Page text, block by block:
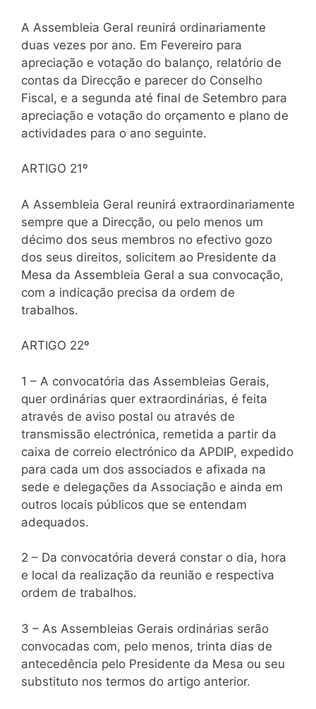
A Assembleia Geral reunirá ordinariamente
duas vezes por ano. Em Fevereiro para
apreciação e votação do balanço, relatório de
contas da Direcção e parecer do Conselho
Fiscal, e a segunda até final de Setembro para
apreciação e votação do orçamento e plano de
actividades para o ano seguinte.
ARTIGO 21º
A Assembleia Geral reunirá extraordinariamente
sempre que a Direcção, ou pelo menos um
décimo dos seus membros no efectivo gozo
dos seus direitos, solicitem ao Presidente da
Mesa da Assembleia Geral a sua convocação,
com a indicação precisa da ordem de
trabalhos.
ARTIGO 22º
1 – A convocatória das Assembleias Gerais,
quer ordinárias quer extraordinárias, é feita
através de aviso postal ou através de
transmissão electrónica, remetida a partir da
caixa de correio electrónico da APDIP, expedido
para cada um dos associados e afixada na
sede e delegações da Associação e ainda em
outros locais públicos que se entendam
adequados.
2 – Da convocatória deverá constar o dia, hora
e local da realização da reunião e respectiva
ordem de trabalhos.
3 – As Assembleias Gerais ordinárias serão
convocadas com, pelo menos, trinta dias de
antecedência pelo Presidente da Mesa ou seu
substituto nos termos do artigo anterior.